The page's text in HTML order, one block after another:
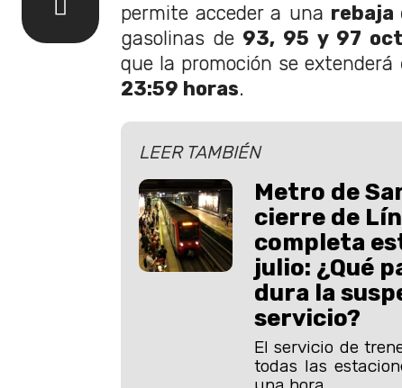
permite acceder a una rebaja
gasolinas de 93, 95 y 97
que la promoción se extenderá
23:59 horas.
LEER TAMBIÉN
Metro de
cierre de
completa
julio: ¿Qué
dura la
servicio?
El servicio de
todas las